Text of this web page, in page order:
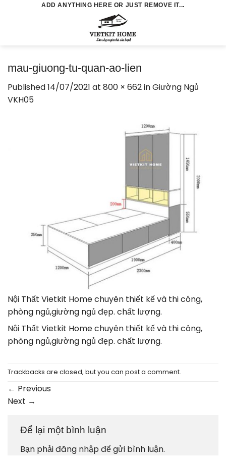
ADD ANYTHING HERE OR JUST REMOVE IT...
mau-giuong-tu-quan-ao-lien
Published14/07/2021 at 800 × 662inGiường Ngủ
VKH05
Nội Thất Vietkit Home chuyên thiết kế và thi công,
phòng ngủ,giường ngủ đẹp. chất lượng.
Nội Thất Vietkit Home chuyên thiết kế và thi công,
phòng ngủ,giường ngủ đẹp. chất lượng.
Trackbacks are closed, but you can post a comment.
← Previous
Next →
Để lại một bình luận
Bạn phảiđăng nhậpđể gửi bình luận.